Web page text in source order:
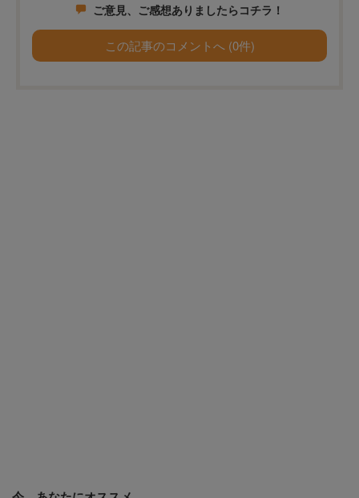
ご意見、ご感想ありましたらコチラ！
この記事のコメントへ (0件)